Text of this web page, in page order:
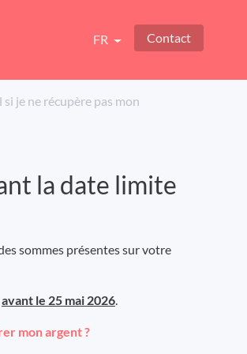
FR Contact
si je ne récupère pas mon
la date limite
sommes présentes sur votre
avant le 25 mai 2026.
mon argent ?